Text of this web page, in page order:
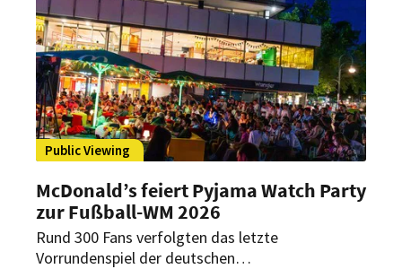
kalkuliert werden.
Public Viewing
McDonald’s feiert Pyjama Watch Party
zur Fußball-WM 2026
Rund 300 Fans verfolgten das letzte
Vorrundenspiel der deutschen